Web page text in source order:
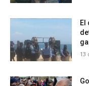
El
13